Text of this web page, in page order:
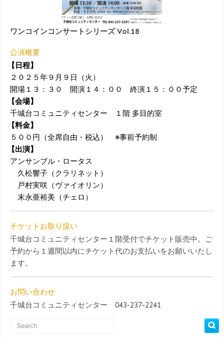
ワンコインコンサートシリーズ Vol.18
公演概要
【日程】
２０２５年９月９日（火）
開場１３：３０ 開演１４：００ 終演１５：００予定
【会場】
千城台コミュニティセンター １階 多目的室
【料金】
５００円（全席自由・税込） ※事前予約制
【出演】
アンサンブル・ロータス
久松響子（クラリネット）
戸村実咲（ヴァイオリン）
末永亜裕美（チェロ）
チケットお取り扱い
千城台コミュニティセンター１階受付でチケット販売中。ご
予約から１週間以内にチケット代のお支払いをお願いいたし
ます。
お問い合わせ
千城台コミュニティセンター 043-237-2241